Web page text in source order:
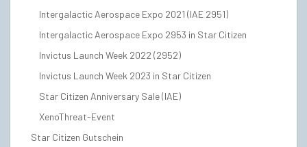
Intergalactic Aerospace Expo 2021 (IAE 2951)
Intergalactic Aerospace Expo 2953 in Star Citizen
Invictus Launch Week 2022 (2952)
Invictus Launch Week 2023 in Star Citizen
Star Citizen Anniversary Sale (IAE)
XenoThreat-Event
Star Citizen Gutschein